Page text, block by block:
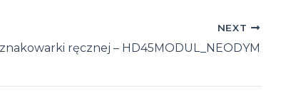
NEXT
ręcznej – HD45MODUL_NEODYM